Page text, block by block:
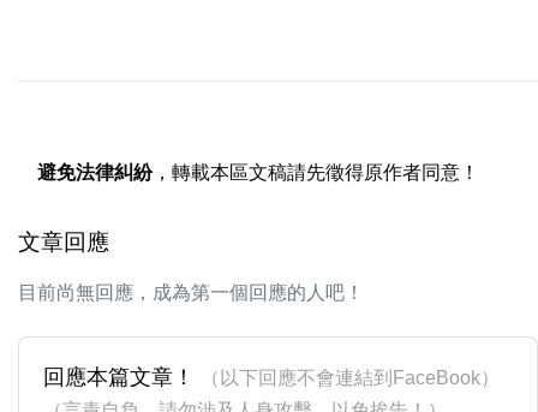
避免法律糾紛，轉載本區文稿請先徵得原作者同意！
文章回應
目前尚無回應，成為第一個回應的人吧！
回應本篇文章！
（以下回應不會連結到FaceBook）